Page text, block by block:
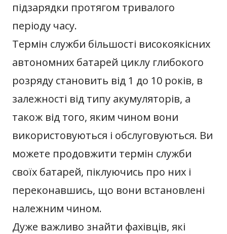
підзарядки протягом тривалого
періоду часу.
Термін служби більшості високоякісних
автономних батарей циклу глибокого
розряду становить від 1 до 10 років, в
залежності від типу акумуляторів, а
також від того, яким чином вони
використовуються і обслуговуються. Ви
можете продовжити термін служби
своїх батарей, піклуючись про них і
переконавшись, що вони встановлені
належним чином.
Дуже важливо знайти фахівців, які